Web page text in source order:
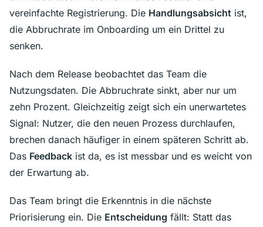
vereinfachte Registrierung. Die Handlungsabsicht ist,
die Abbruchrate im Onboarding um ein Drittel zu
senken.
Nach dem Release beobachtet das Team die
Nutzungsdaten. Die Abbruchrate sinkt, aber nur um
zehn Prozent. Gleichzeitig zeigt sich ein unerwartetes
Signal: Nutzer, die den neuen Prozess durchlaufen,
brechen danach häufiger in einem späteren Schritt ab.
Das Feedback ist da, es ist messbar und es weicht von
der Erwartung ab.
Das Team bringt die Erkenntnis in die nächste
Priorisierung ein. Die Entscheidung fällt: Statt das